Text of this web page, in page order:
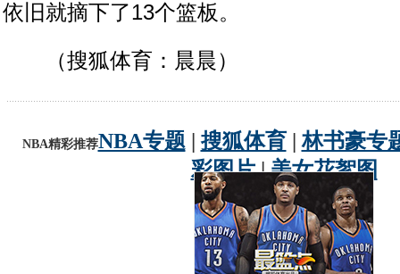
依旧就摘下了13个篮板。
（搜狐体育：晨晨）